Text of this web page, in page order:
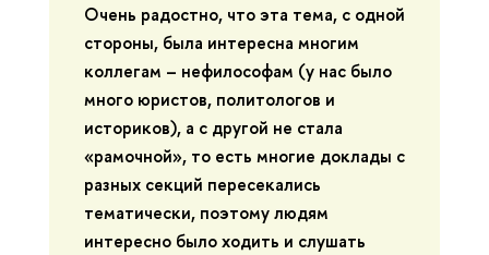
Очень радостно, что эта тема, с одной
стороны, была интересна многим
коллегам – нефилософам (у нас было
много юристов, политологов и
историков), а с другой не стала
«рамочной», то есть многие доклады с
разных секций пересекались
тематически, поэтому людям
интересно было ходить и слушать